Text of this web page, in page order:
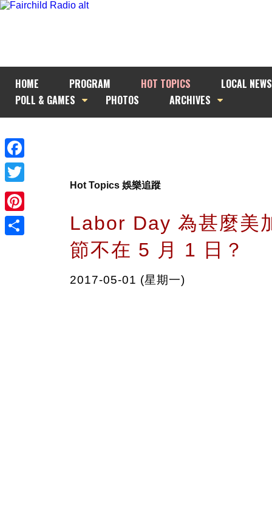
HOME PROGRAM HOT TOPICS
LOCAL NEWS
POLL & GAMES
PHOTOS ARCHIVES
Facebook
Twitter
Pinterest
Hot Topics 娛樂追蹤
Labor Day 為甚麼美
節不在 5 月 1 日？
2017-05-01 (星期一)